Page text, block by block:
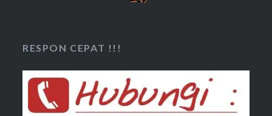
RESPON CEPAT !!!